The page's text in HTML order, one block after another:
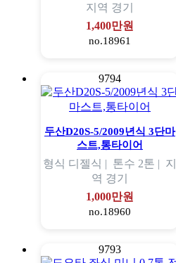
지역 경기
1,400만원
no.18961
9794
두산D20S-5/2009년식 3단마
스트,통타이어
형식 디젤식 | 톤수 2톤 | 지
역 경기
1,000만원
no.18960
9793